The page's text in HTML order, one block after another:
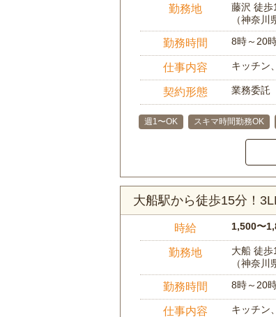
勤務地
藤沢 徒歩
（神奈川
勤務時間 8時～20
仕事内容 キッチン
契約形態 業務委託
週1〜OK スキマ時間勤務OK
大船駅から徒歩15分！
時給 1,500〜
勤務地
大船 徒歩
（神奈川
勤務時間 8時～20
仕事内容 キッチン